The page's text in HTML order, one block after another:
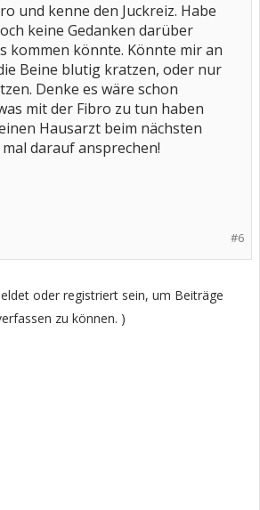
und kenne den Juckreiz. Habe
keine Gedanken darüber
kommen könnte. Könnte mir an
Beine blutig kratzen, oder nur
Denke es wäre schon
mit der Fibro zu tun haben
Hausarzt beim nächsten
darauf ansprechen!
#6
oder registriert sein, um Beiträge
zu können. )